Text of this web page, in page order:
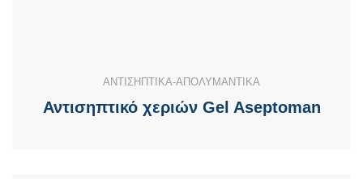
ΑΝΤΙΣΗΠΤΙΚΑ-ΑΠΟΛΥΜΑΝΤΙΚΑ
Αντισηπτικό χεριών Gel Aseptoman